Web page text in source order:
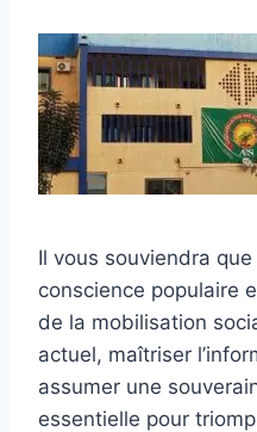
Il vous souviendra
conscience populaire
de la mobilisation
actuel, maîtriser
assumer une
essentielle pour